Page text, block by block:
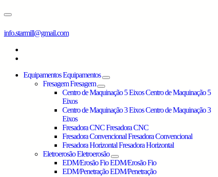
info.starmill@gmail.com
EquipamentosEquipamentos
FresagemFresagem
Centro de Maquinação 5 EixosCentro de Maquinação 5
Eixos
Centro de Maquinação 3 EixosCentro de Maquinação 3
Eixos
Fresadora CNCFresadora CNC
Fresadora ConvencionalFresadora Convencional
Fresadora HorizontalFresadora Horizontal
EletroerosãoEletroerosão
EDM/Erosão FioEDM/Erosão Fio
EDM/PenetraçãoEDM/Penetração